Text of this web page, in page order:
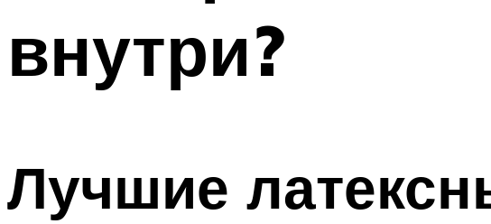
внутри?
Лучшие